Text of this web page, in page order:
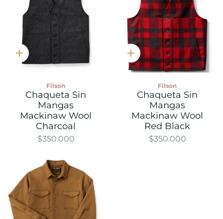
Compra
rápida
Filson
Chaqueta Sin
Mangas
Mackinaw Wool
Charcoal
$350.000
Compra
rápida
Filson
Chaqueta Sin
Mangas
Mackinaw Wool
Red Black
$350.000